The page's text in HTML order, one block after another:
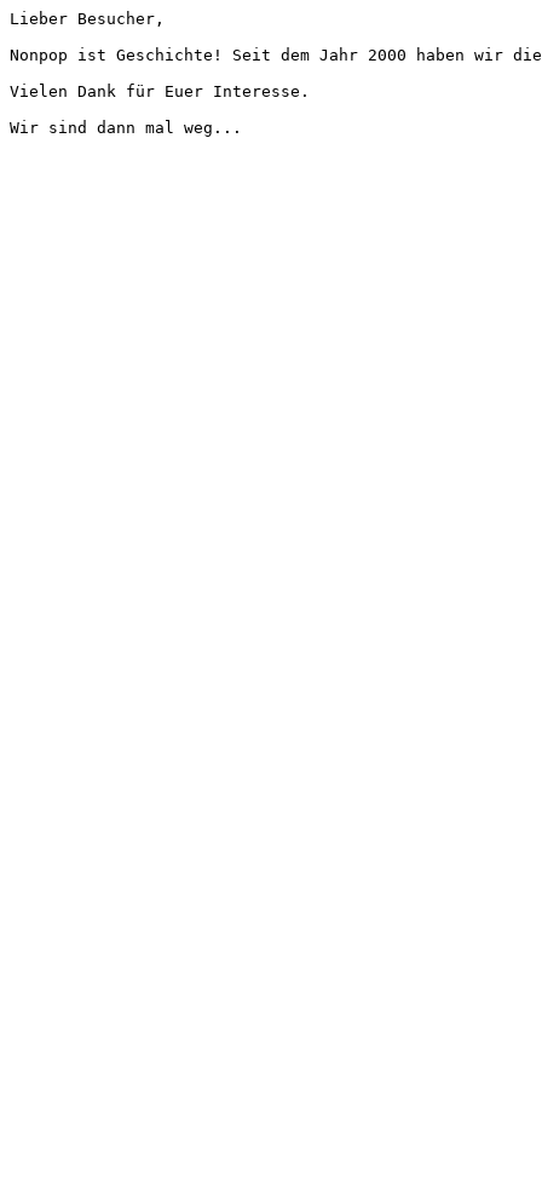
Lieber Besucher,
Nonpop ist Geschichte! Seit dem Jahr 2000 haben wir
Vielen Dank für Euer Interesse.
Wir sind dann mal weg...